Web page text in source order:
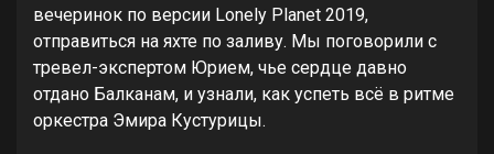
вечеринок по версии Lonely Planet 2019,
отправиться на яхте по заливу. Мы поговорили с
тревел-экспертом Юрием, чье сердце давно
отдано Балканам, и узнали, как успеть всё в ритме
оркестра Эмира Кустурицы.